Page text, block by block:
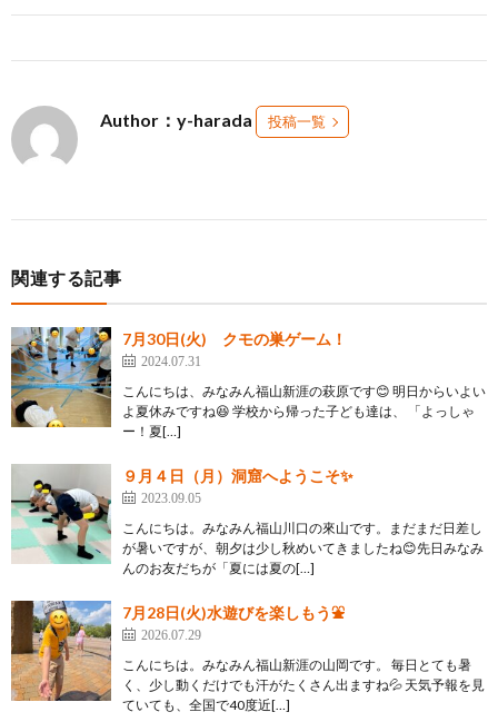
Author：y-harada 投稿一覧
関連する記事
7月30日(火) クモの巣ゲーム！
2024.07.31
こんにちは、みなみん福山新涯の萩原です😊 明日からいよい
よ夏休みですね😆 学校から帰った子ども達は、 「よっしゃ
ー！夏[…]
９月４日（月）洞窟へようこそ✨
2023.09.05
こんにちは。みなみん福山川口の來山です。まだまだ日差し
が暑いですが、朝夕は少し秋めいてきましたね😊先日みなみ
んのお友だちが「夏には夏の[…]
7月28日(火)水遊びを楽しもう⛲
2026.07.29
こんにちは。みなみん福山新涯の山岡です。 毎日とても暑
く、少し動くだけでも汗がたくさん出ますね💦 天気予報を見
ていても、全国で40度近[…]